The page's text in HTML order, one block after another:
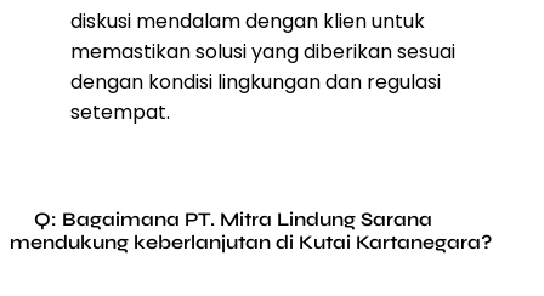
diskusi mendalam dengan klien untuk
memastikan solusi yang diberikan sesuai
dengan kondisi lingkungan dan regulasi
setempat.
Q: Bagaimana PT. Mitra Lindung Sarana
mendukung keberlanjutan di Kutai Kartanegara?